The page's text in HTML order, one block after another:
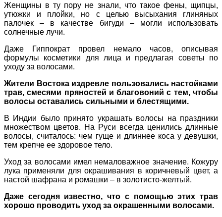
Женщины в ту пору не знали, что такое фены, щипцы,
утюжки и плойки, но с целью высыхания глиняных
палочек – в качестве бигуди – могли использовать
солнечные лучи.
Даже Гиппократ провел немало часов, описывая
формулы косметики для лица и предлагая советы по
уходу за волосами.
Жители Востока издревле пользовались настойками
трав, смесями пряностей и благовоний с тем, чтобы
волосы оставались сильными и блестящими.
В Индии было принято украшать волосы на праздники
множеством цветов. На Руси всегда ценились длинные
волосы, считалось: чем гуще и длиннее коса у девушки,
тем крепче ее здоровое тело.
Уход за волосами имел немаловажное значение. Кожуру
лука применяли для окрашивания в коричневый цвет, а
настой шафрана и ромашки – в золотисто-желтый.
Даже сегодня известно, что с помощью этих трав
хорошо проводить уход за окрашенными волосами.